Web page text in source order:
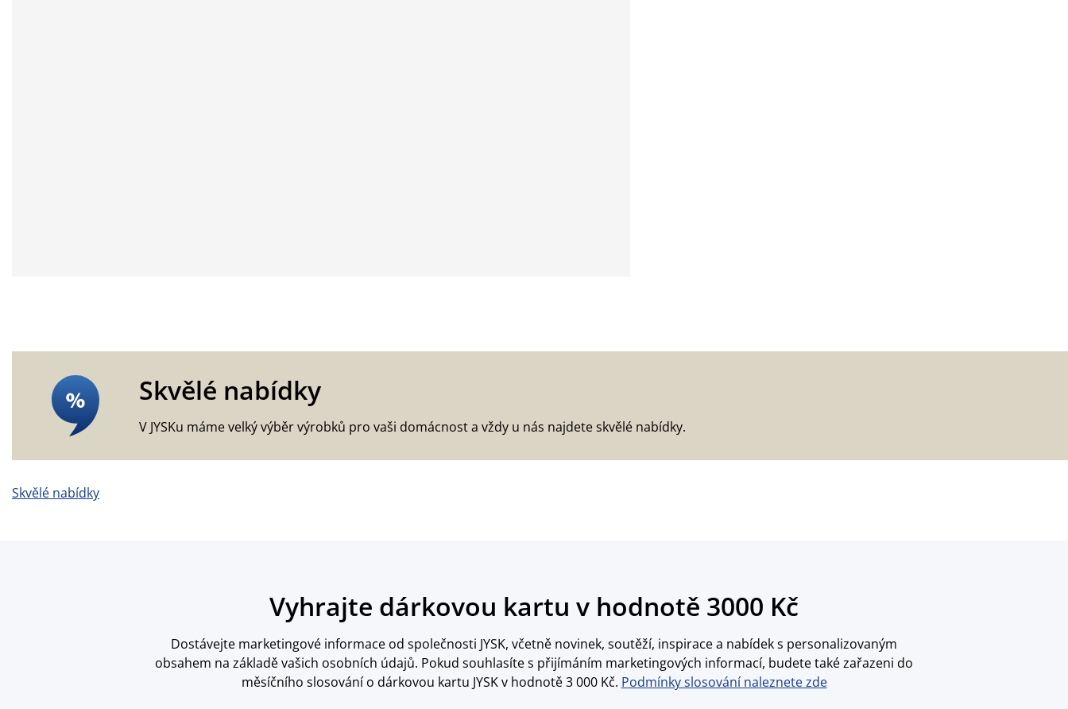
Skvělé nabídky
V JYSKu máme velký výběr výrobků pro vaši domácnost a vždy u nás najdete skvělé nabídky.
Skvělé nabídky
Vyhrajte dárkovou kartu v hodnotě 3000 Kč
Dostávejte marketingové informace od společnosti JYSK, včetně novinek, soutěží, inspirace a nabídek s personalizovaným
obsahem na základě vašich osobních údajů. Pokud souhlasíte s přijímáním marketingových informací, budete také zařazeni do
měsíčního slosování o dárkovou kartu JYSK v hodnotě 3 000 Kč. Podmínky slosování naleznete zde